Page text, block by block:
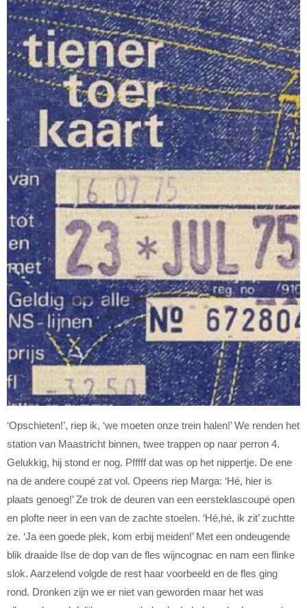
‘Opschieten!’, riep ik, ‘we moeten onze trein halen!’ We renden het
station van Maastricht binnen, twee trappen op naar perron 4.
Gelukkig, hij stond er nog. Pfffff dat was op het nippertje. De ene
na de andere coupé zat vol. Opeens riep Marga: ‘Hé, hier is
plaats genoeg!’ Ze trok de deuren van een eersteklascoupé open
en plofte neer in een van de zachte stoelen. ‘Hé,hé, ik zit’ zuchtte
ze. ‘Ja een goede plek, kom erbij meiden!’ Met een ondeugende
blik draaide Ilse de dop van de fles wijncognac en nam een flinke
slok. Aarzelend volgde de rest haar voorbeeld en de fles ging
rond. Dronken zijn we er niet van geworden maar het was